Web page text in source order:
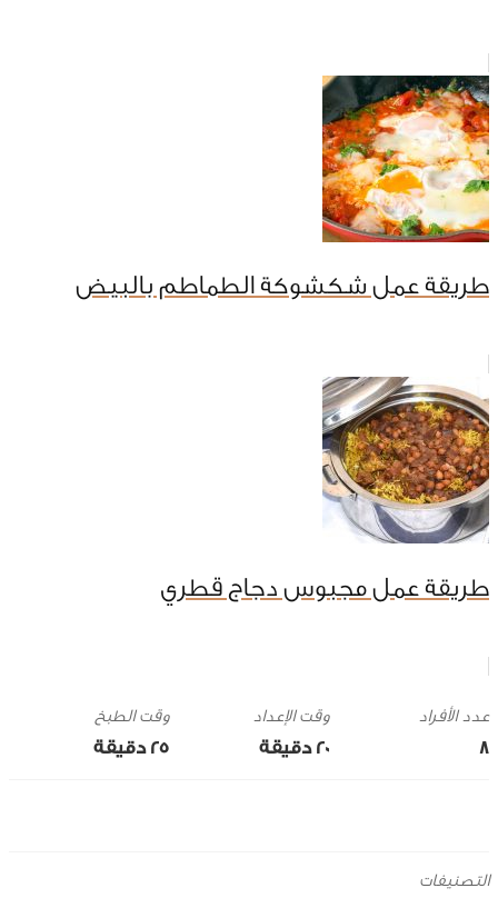
طريقة عمل شكشوكة الطماطم بالبيض
طريقة عمل مجبوس دجاج قطري
8
وقت الإعداد
20 ‎دقيقة
وقت الطبخ
25 ‎دقيقة
التصنيفات